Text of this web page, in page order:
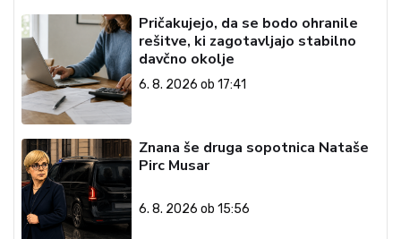
Pričakujejo, da se bodo ohranile
rešitve, ki zagotavljajo stabilno
davčno okolje
6. 8. 2026 ob 17:41
Znana še druga sopotnica Nataše
Pirc Musar
6. 8. 2026 ob 15:56